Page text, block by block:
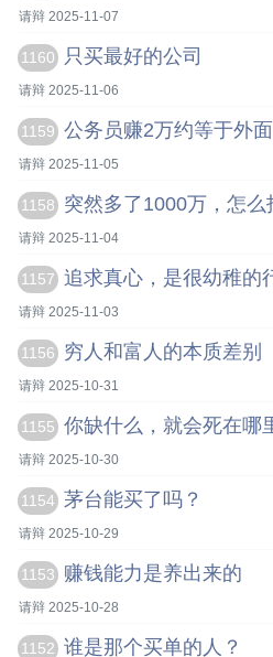
请辩 2025-11-07
1160 只买最好的公司
请辩 2025-11-06
1159 公务员赚2万约等于外
请辩 2025-11-05
1158 突然多了1000万，怎么
请辩 2025-11-04
1157 追求真心，是很幼稚的
请辩 2025-11-03
1156 穷人和富人的本质差别
请辩 2025-10-31
1155 你缺什么，就会死在哪
请辩 2025-10-30
1154 茅台能买了吗？
请辩 2025-10-29
1153 赚钱能力是养出来的
请辩 2025-10-28
1152 谁是那个买单的人？